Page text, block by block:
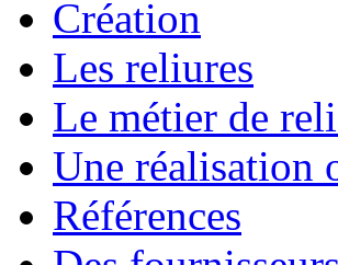
Création
Les reliures
Le métier de
Une réalisation
Références